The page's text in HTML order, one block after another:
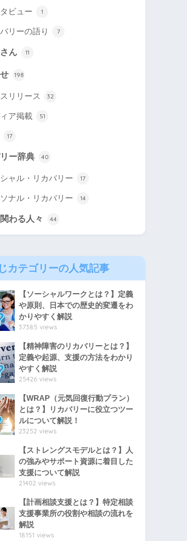
ビュー 1
リーの語り 7
ん 11
198
リリース 32
ア掲載 51
17
ー辞典 40
ャル・リカバリー 17
ナル・リカバリー 14
わる人々 44
カテゴリーの人気記事
【ソーシャルワークとは？】定義
や原則、日本での歴史的変遷をわ
かりやすく解説
37385 views
【精神障害のリカバリーとは？】
定義や起源、支援の方法をわかり
やすく解説
25426 views
【WRAP（元気回復行動プラン）
とは？】リカバリーに役立つツー
ルについて解説！
23252 views
【ストレングスモデルとは？】人
の強みやサポート資源に着目した
支援について解説
21402 views
【計画相談支援とは？】特定相談
支援事業所の役割や相談の流れを
解説
18151 views